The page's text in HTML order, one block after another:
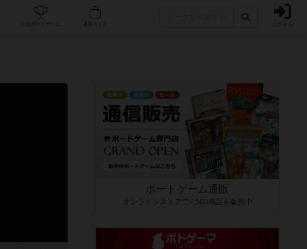
人気ボードゲーム ログイン
ボードゲーム通販
オンラインストアで7,500商品を販売中